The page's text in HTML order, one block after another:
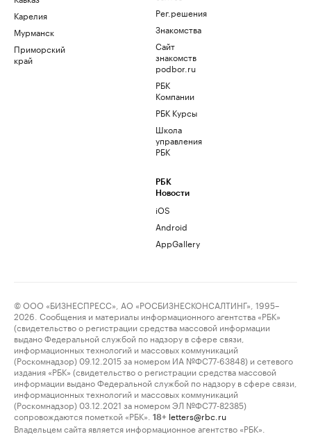
Карелия
Мурманск
Приморский
край
Рег.решения
Знакомства
Сайт
знакомств
podbor.ru
РБК
Компании
РБК Курсы
Школа
управления
РБК
РБК
Новости
iOS
Android
AppGallery
© ООО «БИЗНЕСПРЕСС», АО «РОСБИЗНЕСКОНСАЛТИНГ», 1995–
2026. Сообщения и материалы информационного агентства «РБК»
(свидетельство о регистрации средства массовой информации
выдано Федеральной службой по надзору в сфере связи,
информационных технологий и массовых коммуникаций
(Роскомнадзор) 09.12.2015 за номером ИА №ФС77-63848) и сетевого
издания «РБК» (свидетельство о регистрации средства массовой
информации выдано Федеральной службой по надзору в сфере связи,
информационных технологий и массовых коммуникаций
(Роскомнадзор) 03.12.2021 за номером ЭЛ №ФС77-82385)
сопровождаются пометкой «РБК».
18+ letters@rbc.ru
Владельцем сайта является информационное агентство «РБК».